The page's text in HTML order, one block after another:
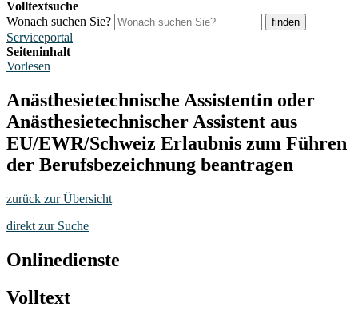
Volltextsuche
Wonach suchen Sie?
finden
Serviceportal
Seiteninhalt
Vorlesen
Anästhesietechnische Assistentin oder
Anästhesietechnischer Assistent aus
EU/EWR/Schweiz Erlaubnis zum Führen
der Berufsbezeichnung beantragen
zurück zur Übersicht
direkt zur Suche
Onlinedienste
Volltext